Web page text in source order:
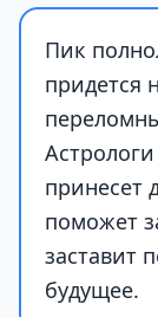
Пик
придется
принесет
поможет
заставит
будущее.